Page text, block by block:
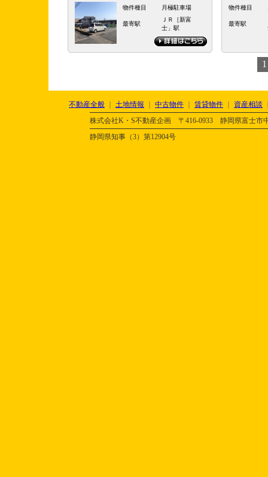
物件種目 月極駐車場
最寄駅
ＪＲ［新富
士」駅
物件種目
最寄駅
1
不動産全般 土地情報 中古物件 賃貸物件 資産相談
株式会社K・S不動産企画 〒416-0933 静岡県富士市
静岡県知事（3）第12904号